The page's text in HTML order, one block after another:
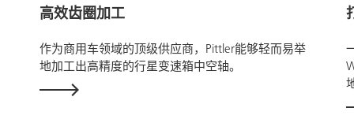
高效齿圈加工
作为商用车领域的顶级供应商，Pittler能够轻而易举
地加工出高精度的行星变速箱中空轴。